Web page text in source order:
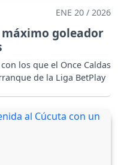
ENE 20 / 2026
goleador
los que el Once Caldas
de la Liga BetPlay